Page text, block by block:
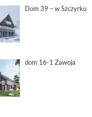
Dom 39 – w Szczyrku
dom 16-1 Zawoja